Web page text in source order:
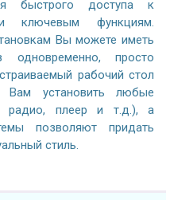
быстрого доступа к
ключевым функциям.
Вы можете иметь
одновременно, просто
рабочий стол
Вам установить любые
радио, плеер и т.д.), а
позволяют придать
стиль.